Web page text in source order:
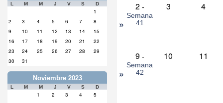
L M M J V S D
1
2
3 4 5 6 7
8
9
10 11 12 13 14
15
16
17 18 19 20 21
22
23
24 25 26 27 28
29
30
31
Noviembre 2023
L M M J V S D
1 2 3 4
5
»
2-
Semana
41
3 4
»
9-
Semana
42
10 11